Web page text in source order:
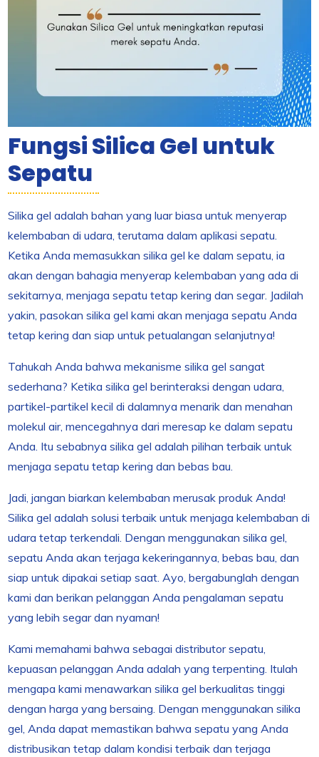
Fungsi Silica Gel untuk
Sepatu
Silika gel adalah bahan yang luar biasa untuk menyerap
kelembaban di udara, terutama dalam aplikasi sepatu.
Ketika Anda memasukkan silika gel ke dalam sepatu, ia
akan dengan bahagia menyerap kelembaban yang ada di
sekitarnya, menjaga sepatu tetap kering dan segar. Jadilah
yakin, pasokan silika gel kami akan menjaga sepatu Anda
tetap kering dan siap untuk petualangan selanjutnya!
Tahukah Anda bahwa mekanisme silika gel sangat
sederhana? Ketika silika gel berinteraksi dengan udara,
partikel-partikel kecil di dalamnya menarik dan menahan
molekul air, mencegahnya dari meresap ke dalam sepatu
Anda. Itu sebabnya silika gel adalah pilihan terbaik untuk
menjaga sepatu tetap kering dan bebas bau.
Jadi, jangan biarkan kelembaban merusak produk Anda!
Silika gel adalah solusi terbaik untuk menjaga kelembaban di
udara tetap terkendali. Dengan menggunakan silika gel,
sepatu Anda akan terjaga kekeringannya, bebas bau, dan
siap untuk dipakai setiap saat. Ayo, bergabunglah dengan
kami dan berikan pelanggan Anda pengalaman sepatu
yang lebih segar dan nyaman!
Kami memahami bahwa sebagai distributor sepatu,
kepuasan pelanggan Anda adalah yang terpenting. Itulah
mengapa kami menawarkan silika gel berkualitas tinggi
dengan harga yang bersaing. Dengan menggunakan silika
gel, Anda dapat memastikan bahwa sepatu yang Anda
distribusikan tetap dalam kondisi terbaik dan terjaga